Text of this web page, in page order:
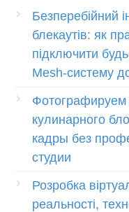
Безперебійний
блекаутів: як
підключити
Mesh-систему
кулинарного
кадры без
студии
Розробка
реальності,